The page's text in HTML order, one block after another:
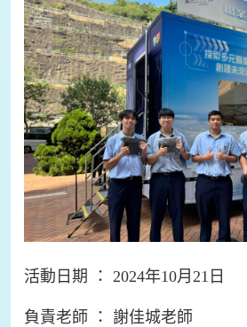
活動日期 ： 2024年10月21日
負責老師 ： 謝佳城老師